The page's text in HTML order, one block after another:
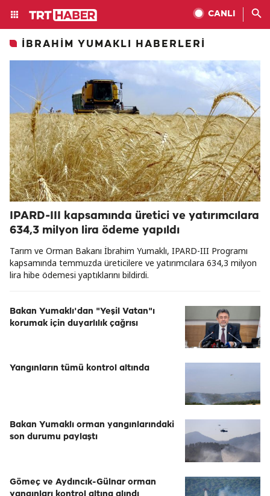
CANLI
İBRAHIM YUMAKLI HABERLERI
IPARD-III kapsamında üretici ve yatırımcılara
634,3 milyon lira ödeme yapıldı
Tarım ve Orman Bakanı İbrahim Yumaklı, IPARD-III Programı
kapsamında temmuzda üreticilere ve yatırımcılara 634,3 milyon
lira hibe ödemesi yaptıklarını bildirdi.
Bakan Yumaklı'dan "Yeşil Vatan"ı
korumak için duyarlılık çağrısı
Yangınların tümü kontrol altında
Bakan Yumaklı orman yangınlarındaki
son durumu paylaştı
Gömeç ve Aydıncık-Gülnar orman